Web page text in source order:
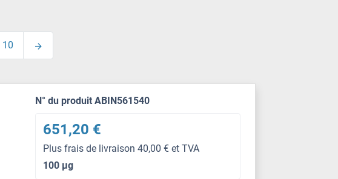
10
N° du produit ABIN561540
651,20 €
Plus frais de livraison 40,00 € et TVA
100 μg